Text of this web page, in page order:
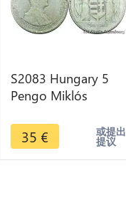
S2083 Hungary 5
Pengo Miklós
1930 Silver ->Make
offer
35 € 或提出
提议